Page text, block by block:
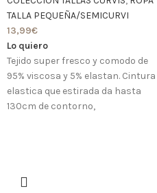
TALLA PEQUEÑA/SEMICURVI
13,99€
Lo quiero
Tejido super fresco y comodo de
95% viscosa y 5% elastan. Cintura
elastica que estirada da hasta
130cm de contorno,